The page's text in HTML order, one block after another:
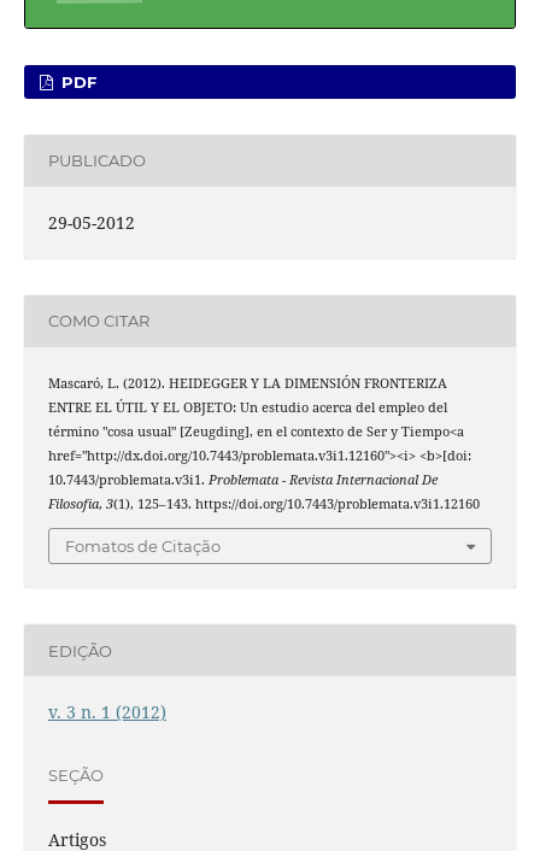
PDF
PUBLICADO
29-05-2012
COMO CITAR
Mascaró, L. (2012). HEIDEGGER Y LA DIMENSIÓN FRONTERIZA
ENTRE EL ÚTIL Y EL OBJETO: Un estudio acerca del empleo del
término "cosa usual" [Zeugding], en el contexto de Ser y Tiempo<a
href="http://dx.doi.org/10.7443/problemata.v3i1.12160"><i> <b>[doi:
10.7443/problemata.v3i1. Problemata - Revista Internacional De
Filosofia, 3(1), 125–143. https://doi.org/10.7443/problemata.v3i1.12160
Fomatos de Citação
EDIÇÃO
v. 3 n. 1 (2012)
SEÇÃO
Artigos